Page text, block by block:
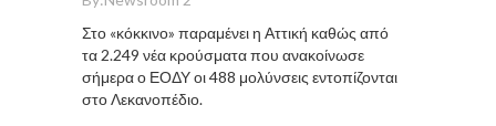
Στο «κόκκινο» παραμένει η Αττική καθώς από
τα 2.249 νέα κρούσματα που ανακοίνωσε
σήμερα ο ΕΟΔΥ οι 488 μολύνσεις εντοπίζονται
στο Λεκανοπέδιο.